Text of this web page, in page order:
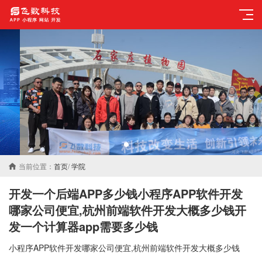
当前位置： 首页/学院
开发一个后端APP多少钱小程序APP软件开发
哪家公司便宜,杭州前端软件开发大概多少钱开
发一个计算器app需要多少钱
小程序APP软件开发哪家公司便宜,杭州前端软件开发大概多少钱